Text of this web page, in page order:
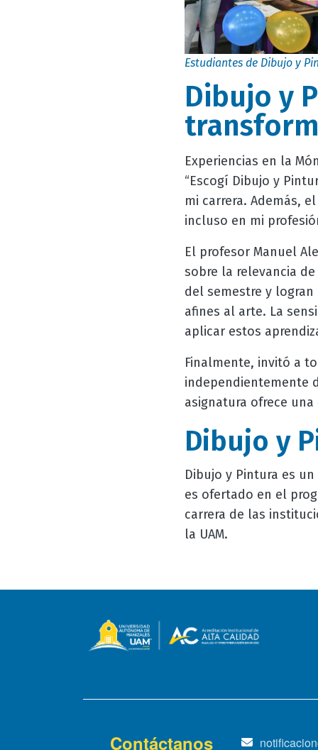
Estudiantes de Dibujo y
Dibujo y
Experiencias en la
“Escogí Dibujo y
mi carrera. Además,
incluso en mi
El profesor Manuel
sobre la relevancia
del semestre y
afines al arte. La
aplicar estos
Finalmente, invitó a
independientemente
asignatura ofrece
Dibujo y
Dibujo y Pintura es
es ofertado en el
carrera de las
la UAM.
Contáctanos